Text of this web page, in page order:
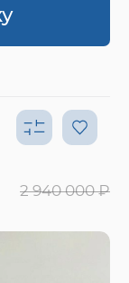
2 940 000 ₽